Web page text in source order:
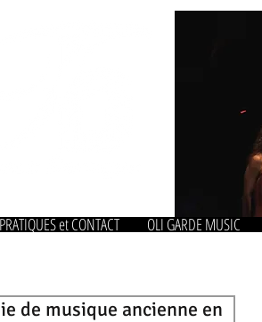
et CONTACT OLI GARDE MUSIC
de musique ancienne en